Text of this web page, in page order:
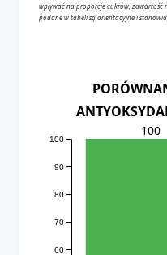
wpływać na proporcje cukrów, zawartość
podane w tabeli są orientacyjne i stanowią
60
70
80
90
100
100